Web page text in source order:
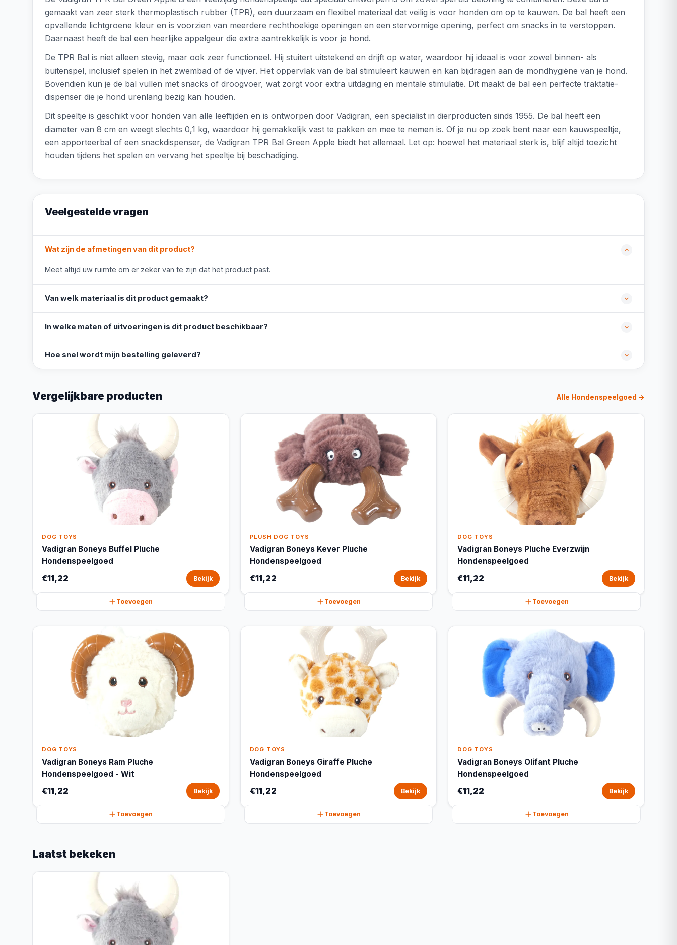
gemaakt van zeer sterk thermoplastisch rubber (TPR), een duurzaam en flexibel materiaal dat veilig is voor honden om op te kauwen. De bal heeft een
opvallende lichtgroene kleur en is voorzien van meerdere rechthoekige openingen en een stervormige opening, perfect om snacks in te verstoppen.
Daarnaast heeft de bal een heerlijke appelgeur die extra aantrekkelijk is voor je hond.
De TPR Bal is niet alleen stevig, maar ook zeer functioneel. Hij stuitert uitstekend en drijft op water, waardoor hij ideaal is voor zowel binnen- als
buitenspel, inclusief spelen in het zwembad of de vijver. Het oppervlak van de bal stimuleert kauwen en kan bijdragen aan de mondhygiëne van je hond.
Bovendien kun je de bal vullen met snacks of droogvoer, wat zorgt voor extra uitdaging en mentale stimulatie. Dit maakt de bal een perfecte traktatie-
dispenser die je hond urenlang bezig kan houden.
Dit speeltje is geschikt voor honden van alle leeftijden en is ontworpen door Vadigran, een specialist in dierproducten sinds 1955. De bal heeft een
diameter van 8 cm en weegt slechts 0,1 kg, waardoor hij gemakkelijk vast te pakken en mee te nemen is. Of je nu op zoek bent naar een kauwspeeltje,
een apporteerbal of een snackdispenser, de Vadigran TPR Bal Green Apple biedt het allemaal. Let op: hoewel het materiaal sterk is, blijf altijd toezicht
houden tijdens het spelen en vervang het speeltje bij beschadiging.
Veelgestelde vragen
Wat zijn de afmetingen van dit product?
Meet altijd uw ruimte om er zeker van te zijn dat het product past.
Van welk materiaal is dit product gemaakt?
In welke maten of uitvoeringen is dit product beschikbaar?
Hoe snel wordt mijn bestelling geleverd?
Vergelijkbare producten Alle Hondenspeelgoed →
DOG TOYS
Vadigran Boneys Buffel Pluche
Hondenspeelgoed
€11,22 Bekijk
Toevoegen
PLUSH DOG TOYS
Vadigran Boneys Kever Pluche
Hondenspeelgoed
€11,22 Bekijk
Toevoegen
DOG TOYS
Vadigran Boneys Pluche Everzwijn
Hondenspeelgoed
€11,22 Bekijk
Toevoegen
DOG TOYS
Vadigran Boneys Ram Pluche
Hondenspeelgoed - Wit
€11,22 Bekijk
Toevoegen
DOG TOYS
Vadigran Boneys Giraffe Pluche
Hondenspeelgoed
€11,22 Bekijk
Toevoegen
DOG TOYS
Vadigran Boneys Olifant Pluche
Hondenspeelgoed
€11,22 Bekijk
Toevoegen
Laatst bekeken